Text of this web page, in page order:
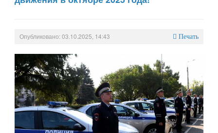
Опубликовано: 03.10.2025, 14:43 Печать